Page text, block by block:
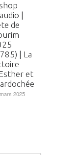
|
de
| La
et
2025